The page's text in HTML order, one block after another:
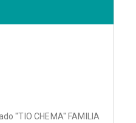
"TIO CHEMA" FAMILIA